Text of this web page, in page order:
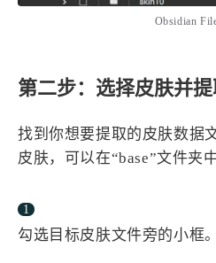
Obsidian
第二步：选择皮肤并
找到你想要提取的皮肤数据
皮肤，可以在“base”文件夹
勾选目标皮肤文件旁的小框。